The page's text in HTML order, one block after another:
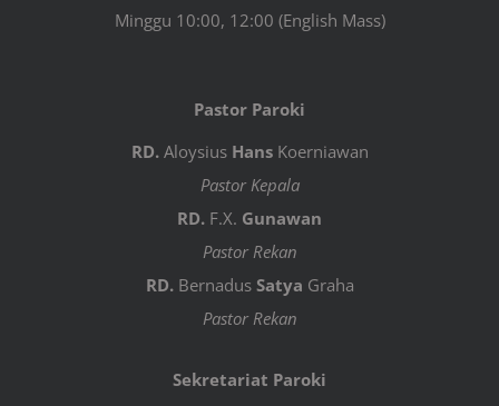
Minggu 10:00, 12:00 (English Mass)
Pastor Paroki
RD.Aloysius HansKoerniawan
Pastor Kepala
RD. F.X. Gunawan
Pastor Rekan
RD.Bernadus Satya Graha
Pastor Rekan
Sekretariat Paroki